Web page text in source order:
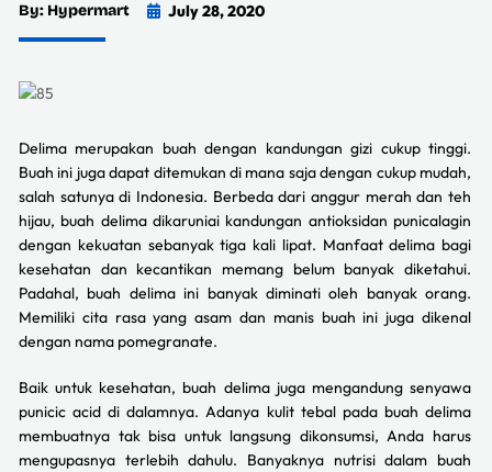
By: Hypermart July 28, 2020
Delima merupakan buah dengan kandungan gizi cukup tinggi.
Buah ini juga dapat ditemukan di mana saja dengan cukup mudah,
salah satunya di Indonesia. Berbeda dari anggur merah dan teh
hijau, buah delima dikaruniai kandungan antioksidan punicalagin
dengan kekuatan sebanyak tiga kali lipat. Manfaat delima bagi
kesehatan dan kecantikan memang belum banyak diketahui.
Padahal, buah delima ini banyak diminati oleh banyak orang.
Memiliki cita rasa yang asam dan manis buah ini juga dikenal
dengan nama pomegranate.
Baik untuk kesehatan, buah delima juga mengandung senyawa
punicic acid di dalamnya. Adanya kulit tebal pada buah delima
membuatnya tak bisa untuk langsung dikonsumsi, Anda harus
mengupasnya terlebih dahulu. Banyaknya nutrisi dalam buah